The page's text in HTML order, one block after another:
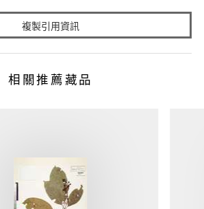
複製引用資訊
相關推薦藏品